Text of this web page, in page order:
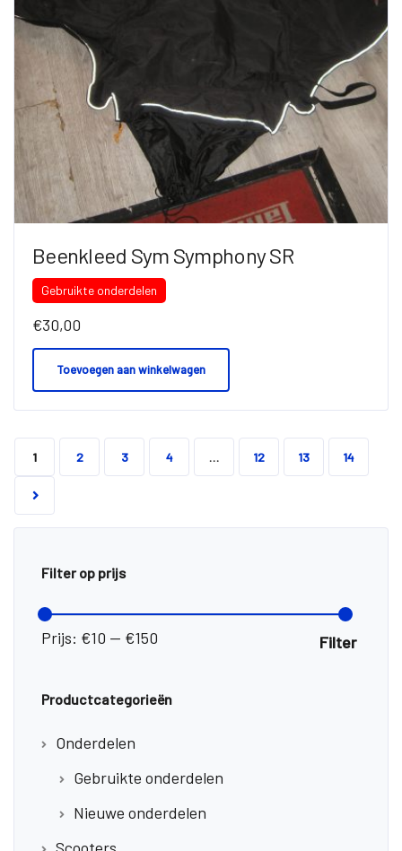
Beenkleed Sym Symphony SR
Gebruikte onderdelen
€30,00
Toevoegen aan winkelwagen
1 2 3 4 … 12 13 14
Filter op prijs
Min.
prijs
Max.
prijs
Filter
Prijs: €10 — €150
Productcategorieën
Onderdelen
Gebruikte onderdelen
Nieuwe onderdelen
Scooters